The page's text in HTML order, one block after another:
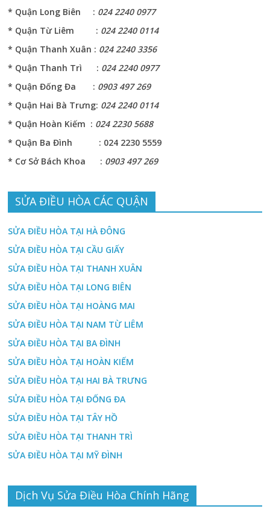
* Quận Long Biên : 024 2240 0977
* Quận Từ Liêm : 024 2240 0114
* Quận Thanh Xuân : 024 2240 3356
* Quận Thanh Trì : 024 2240 0977
* Quận Đống Đa : 0903 497 269
* Quận Hai Bà Trưng: 024 2240 0114
* Quận Hoàn Kiếm : 024 2230 5688
* Quận Ba Đình : 024 2230 5559
* Cơ Sở Bách Khoa : 0903 497 269
SỬA ĐIỀU HÒA CÁC QUẬN
SỬA ĐIỀU HÒA TẠI HÀ ĐÔNG
SỬA ĐIỀU HÒA TẠI CẦU GIẤY
SỬA ĐIỀU HÒA TẠI THANH XUÂN
SỬA ĐIỀU HÒA TẠI LONG BIÊN
SỬA ĐIỀU HÒA TẠI HOÀNG MAI
SỬA ĐIỀU HÒA TẠI NAM TỪ LIÊM
SỬA ĐIỀU HÒA TẠI BA ĐÌNH
SỬA ĐIỀU HÒA TẠI HOÀN KIẾM
SỬA ĐIỀU HÒA TẠI HAI BÀ TRƯNG
SỬA ĐIỀU HÒA TẠI ĐỐNG ĐA
SỬA ĐIỀU HÒA TẠI TÂY HỒ
SỬA ĐIỀU HÒA TẠI THANH TRÌ
SỬA ĐIỀU HÒA TẠI MỸ ĐÌNH
Dịch Vụ Sửa Điều Hòa Chính Hãng